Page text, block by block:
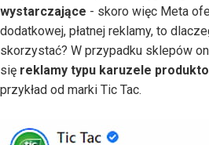
wystarczające - skoro więc Meta
dodatkowej, płatnej reklamy, to
skorzystać? W przypadku sklepów
się reklamy typu karuzele
przykład od marki Tic Tac.